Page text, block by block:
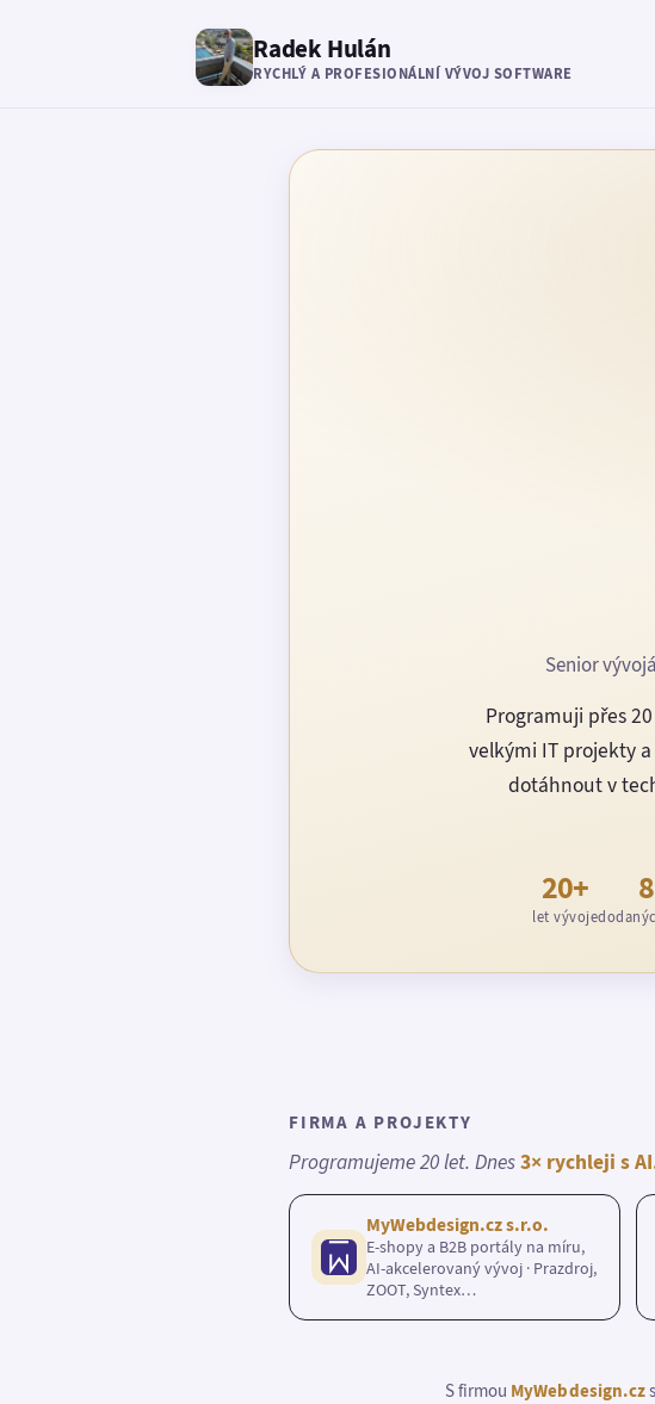
Radek Hulán
RYCHLÝ A PROFESIONÁLNÍ VÝVOJ SOFTWARE
Senior
Programuji přes
velkými IT projekty a
dotáhnout v
20+
let vývoje
FIRMA A PROJEKTY
Programujeme 20 let. Dnes3× rychleji s
MyWebdesign.cz s.r.o.
E-shopy a B2B portály na míru,
AI-akcelerovaný vývoj · Prazdroj,
ZOOT, Syntex…
S firmou MyWebdesign.cz